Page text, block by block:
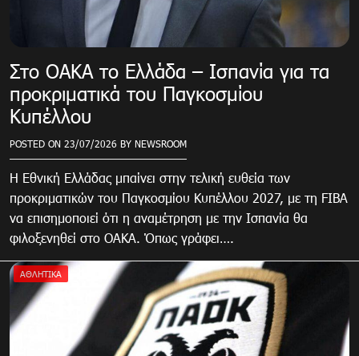
Στο ΟΑΚΑ το Ελλάδα – Ισπανία για τα
προκριματικά του Παγκοσμίου
Κυπέλλου
POSTED ON 23/07/2026 BY NEWSROOM
Η Εθνική Ελλάδας μπαίνει στην τελική ευθεία των
προκριματικών του Παγκοσμίου Κυπέλλου 2027, με τη FIBA
να επισημοποιεί ότι η αναμέτρηση με την Ισπανία θα
φιλοξενηθεί στο ΟΑΚΑ. Όπως γράφει….
ΑΘΛΗΤΙΚΑ